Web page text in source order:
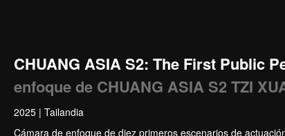
CHUANG ASIA S2: The First Public
enfoque de CHUANG ASIA S2 TZI
2025 | Tailandia
Cámara de enfoque de diez primeros escenarios de